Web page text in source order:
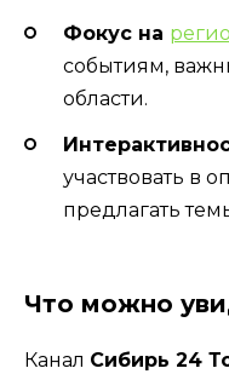
Фокус на
событиям,
области.
участвовать в
предлагать
Что можно
Канал Сибирь 24